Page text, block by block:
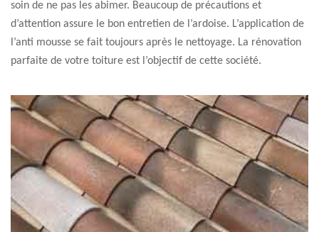
soin de ne pas les abimer. Beaucoup de précautions et
d’attention assure le bon entretien de l’ardoise. L’application de
l’anti mousse se fait toujours après le nettoyage. La rénovation
parfaite de votre toiture est l’objectif de cette société.